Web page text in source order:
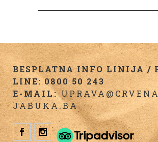
BESPLATNA INFO LINIJA /
LINE: 0800 50 243
E-MAIL:
JABUKA.BA